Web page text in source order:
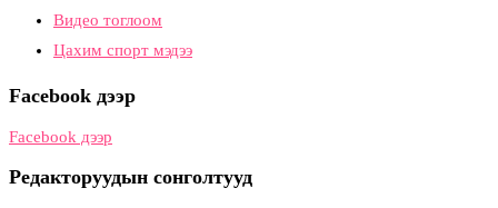
Видео тоглоом
Цахим спорт мэдээ
Facebook дээр
Facebook дээр
Редакторуудын сонголтууд